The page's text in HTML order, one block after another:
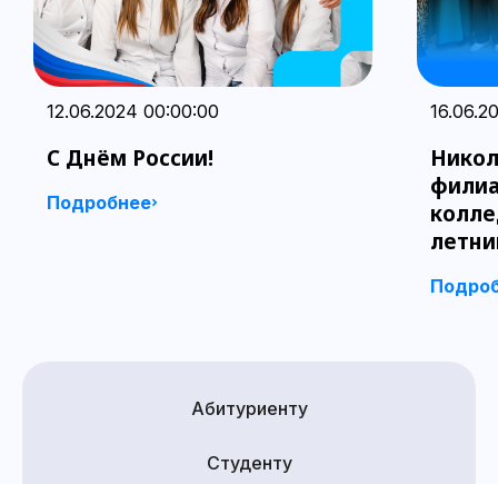
12.06.2024 00:00:00
С Днём России!
Подробнее
Абитуриенту
Студенту